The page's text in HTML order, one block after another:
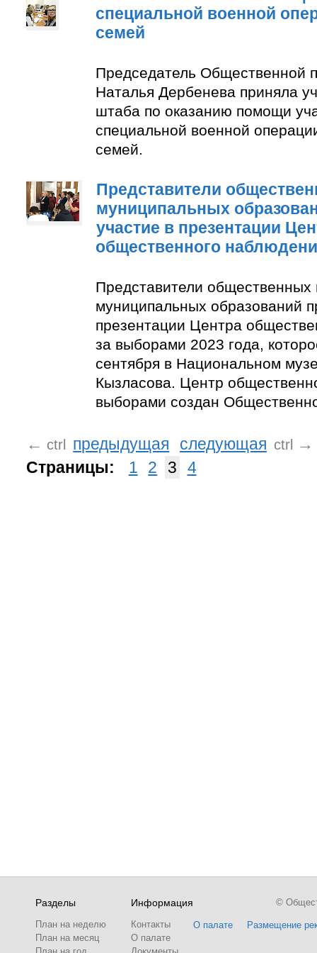
специальной военной
семей
Председатель Общественной
Наталья Дербенева приняла
штаба по оказанию помощи
специальной военной
семей.
Представители
муниципальных
участие в презентации
общественного
Представители общественных
муниципальных образований
презентации Центра
за выборами 2023 года,
сентября в Национальном
Кызласова. Центр
выборами создан
← ctrl предыдущая следующая ctrl
→
Страницы:
1 2 3 4
Разделы
План на неделю
План на месяц
Информация
Контакты
О палате
О палате Размещение
©